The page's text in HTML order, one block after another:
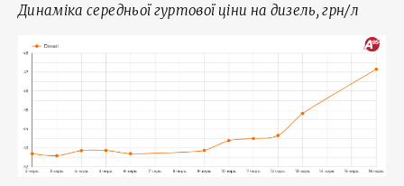
Динаміка середньої гуртової ціни на дизель, грн/л